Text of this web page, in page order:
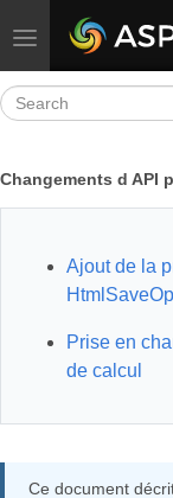
Toggle navigation
Changements d API
Ajout de la
Prise en
de calcul
Ce document